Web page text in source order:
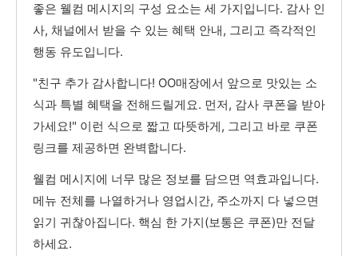
좋은 웰컴 메시지의 구성 요소는 세 가지입니다. 감사 인
사, 채널에서 받을 수 있는 혜택 안내, 그리고 즉각적인
행동 유도입니다.
"친구 추가 감사합니다! OO매장에서 앞으로 맛있는 소
식과 특별 혜택을 전해드릴게요. 먼저, 감사 쿠폰을 받아
가세요!" 이런 식으로 짧고 따뜻하게, 그리고 바로 쿠폰
링크를 제공하면 완벽합니다.
웰컴 메시지에 너무 많은 정보를 담으면 역효과입니다.
메뉴 전체를 나열하거나 영업시간, 주소까지 다 넣으면
읽기 귀찮아집니다. 핵심 한 가지(보통은 쿠폰)만 전달
하세요.